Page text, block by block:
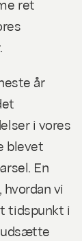
ret
år
i vores
blevet
En
vi
tidspunkt i
udsætte